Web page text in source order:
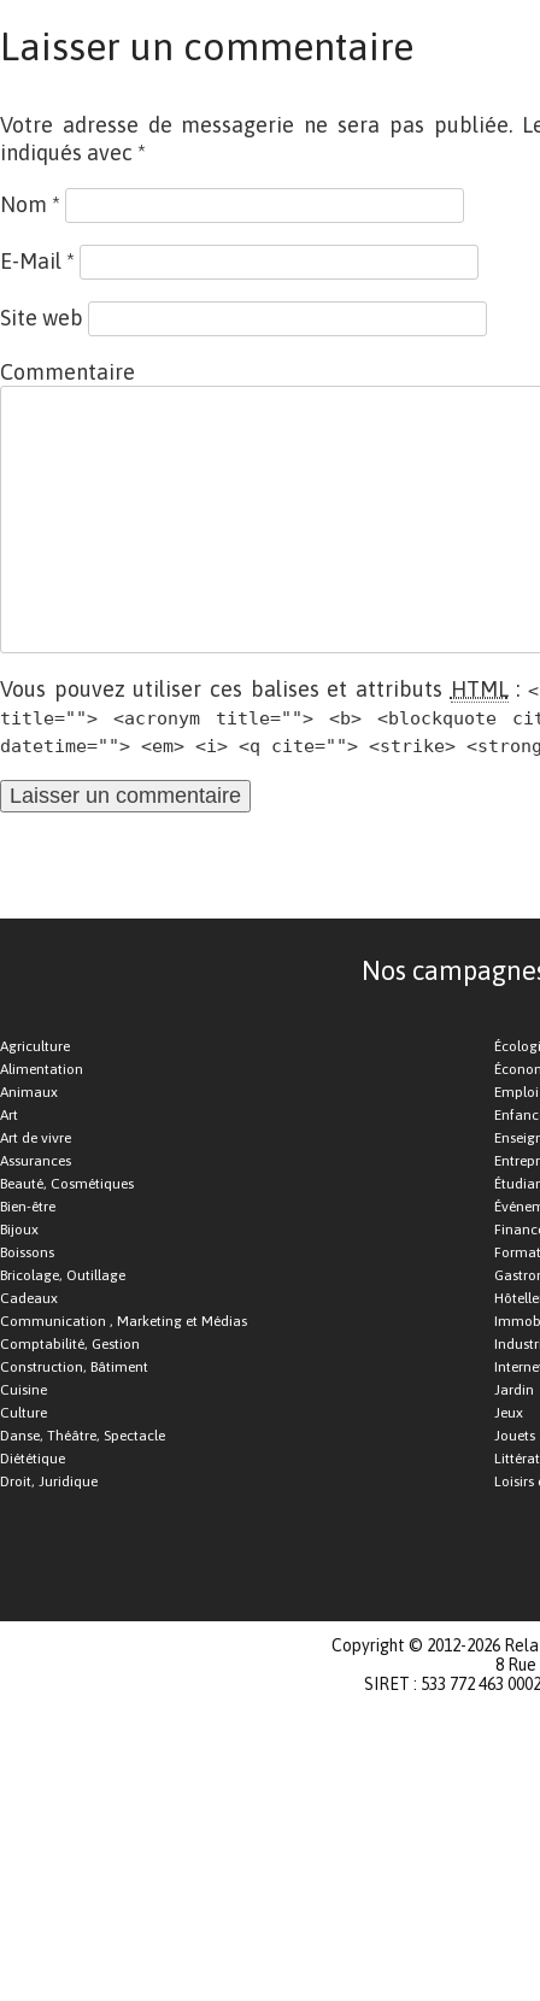
Laisser un commentaire
Votre adresse de messagerie ne sera pas publiée.
indiqués avec *
Nom *
E-Mail *
Site web
Commentaire
Vous pouvez utiliser ces balises et attributs HTML:
title=""> <acronym title=""> <b> <blockquote
datetime=""> <em> <i> <q cite=""> <strike>
Nos
Agriculture
Alimentation
Animaux
Art
Art de vivre
Assurances
Beauté, Cosmétiques
Bien-être
Bijoux
Boissons
Bricolage, Outillage
Cadeaux
Communication , Marketing et Médias
Comptabilité, Gestion
Construction, Bâtiment
Cuisine
Culture
Danse, Théâtre, Spectacle
Diététique
Droit, Juridique
Emploi
Jardin
Jeux
Jouets
Loisirs
Copyright © 2012-2026
8
SIRET : 533 772 463